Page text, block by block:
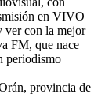
en VIVO
ver con la mejor
FM, que nace
periodismo
provincia de